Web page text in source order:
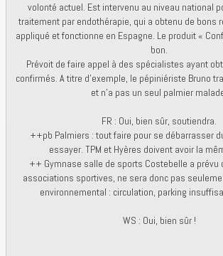
volonté actuel. Est intervenu au niveau national
traitement par endothérapie, qui a obtenu de bons
appliqué et fonctionne en Espagne. Le produit «
bon.
Prévoit de faire appel à des spécialistes ayant
confirmés. A titre d’exemple, le pépiniériste Bruno
et n’a pas un seul palmier
FR : Oui, bien sûr, soutiendra.
++pb Palmiers : tout faire pour se débarrasser
essayer. TPM et Hyères doivent avoir la
++ Gymnase salle de sports Costebelle a prévu
associations sportives, ne sera donc pas
environnemental : circulation, parking
WS : Oui, bien sûr !